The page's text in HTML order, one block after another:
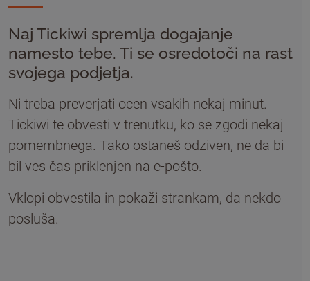
Naj Tickiwi spremlja dogajanje
namesto tebe. Ti se osredotoči na rast
svojega podjetja.
Ni treba preverjati ocen vsakih nekaj minut.
Tickiwi te obvesti v trenutku, ko se zgodi nekaj
pomembnega. Tako ostaneš odziven, ne da bi
bil ves čas priklenjen na e-pošto.
Vklopi obvestila in pokaži strankam, da nekdo
posluša.